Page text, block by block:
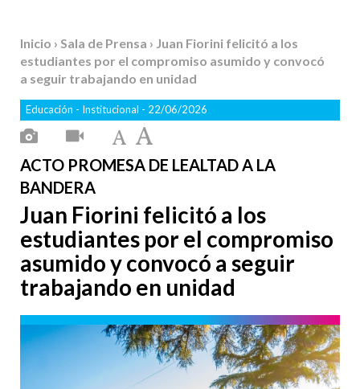
Inicio › Sala de Prensa › Juan Fiorini felicitó a los
estudiantes por el compromiso asumido y convocó
a seguir trabajando en unidad
Educación - Institucional - 22/06/2026
ACTO PROMESA DE LEALTAD A LA
BANDERA
Juan Fiorini felicitó a los
estudiantes por el compromiso
asumido y convocó a seguir
trabajando en unidad